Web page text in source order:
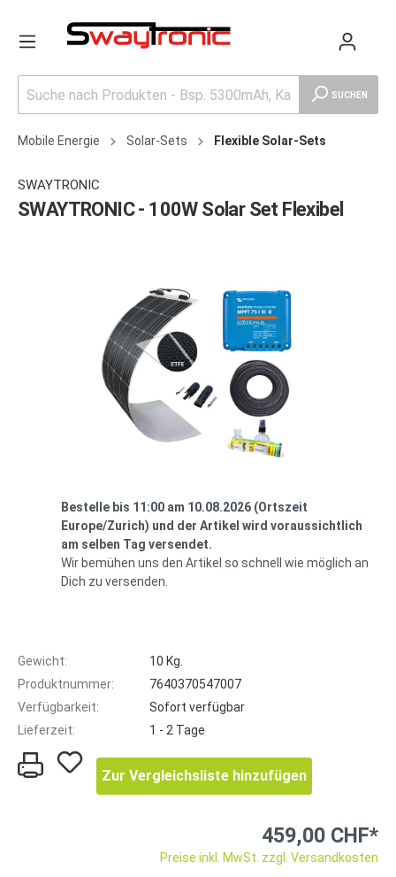
SUCHEN
Mobile Energie Solar-Sets Flexible Solar-Sets
SWAYTRONIC
SWAYTRONIC - 100W Solar Set Flexibel
Bestelle bis 11:00 am 10.08.2026 (Ortszeit
Europe/Zurich) und der Artikel wird voraussichtlich
am selben Tag versendet.
Wir bemühen uns den Artikel so schnell wie möglich an
Dich zu versenden.
Gewicht:
10 Kg.
Produktnummer:
7640370547007
Verfügbarkeit:
Sofort verfügbar
Lieferzeit:
1 - 2 Tage
Zur Vergleichsliste hinzufügen
459,00 CHF*
Preise inkl. MwSt. zzgl. Versandkosten